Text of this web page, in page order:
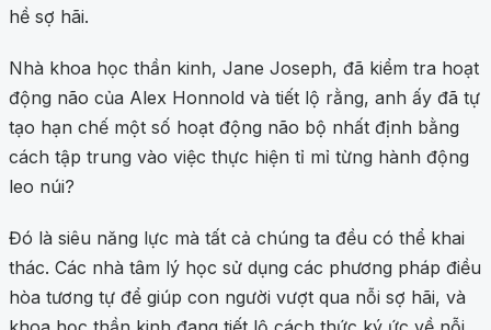
hề sợ hãi.
Nhà khoa học thần kinh, Jane Joseph, đã kiểm tra hoạt
động não của Alex Honnold và tiết lộ rằng, anh ấy đã tự
tạo hạn chế một số hoạt động não bộ nhất định bằng
cách tập trung vào việc thực hiện tỉ mỉ từng hành động
leo núi?
Đó là siêu năng lực mà tất cả chúng ta đều có thể khai
thác. Các nhà tâm lý học sử dụng các phương pháp điều
hòa tương tự để giúp con người vượt qua nỗi sợ hãi, và